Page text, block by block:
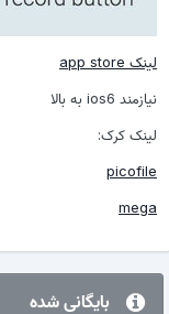
لینک app store
نیازمند ios6 به بالا
لینک کرک:
picofile
mega
بایگانی شده